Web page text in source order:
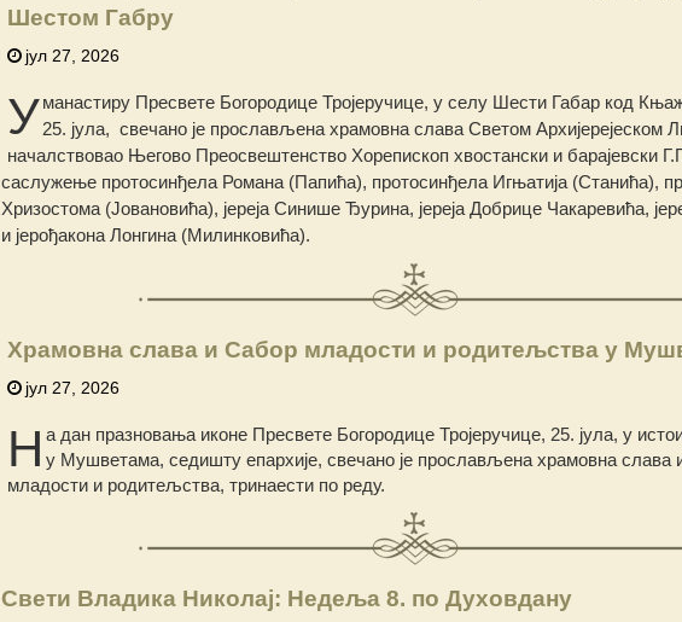
Шестом Габру
јул 27, 2026
У манастиру Пресвете Богородице Тројеручице, у селу Шести Габар код
25. јула, свечано је прослављена храмовна слава Светом Архијерејеском
началствовао Његово Преосвештенство Хорепископ хвостански и барајевски
саслужење протосинђела Романа (Папића), протосинђела Игњатија (Станића),
Хризостома (Јовановића), јереја Синише Ђурина, јереја Добрице Чакаревића,
и јерођакона Лонгина (Милинковића).
Храмовна слава и Сабор младости и родитељства у
јул 27, 2026
Н а дан празновања иконе Пресвете Богородице Тројеручице, 25. јула, у
у Мушветама, седишту епархије, свечано је прослављена храмовна слава
младости и родитељства, тринаести по реду.
Свети Владика Николај: Недеља 8. по Духовдану